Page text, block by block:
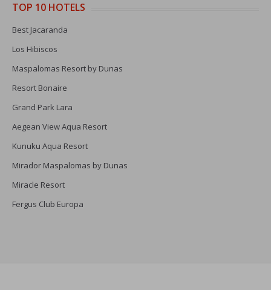
TOP 10 HOTELS
Best Jacaranda
Los Hibiscos
Maspalomas Resort by Dunas
Resort Bonaire
Grand Park Lara
Aegean View Aqua Resort
Kunuku Aqua Resort
Mirador Maspalomas by Dunas
Miracle Resort
Fergus Club Europa